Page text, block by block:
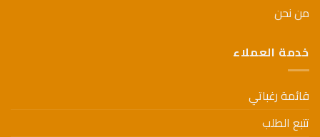
من نحن
خدمة العملاء
قائمة رغباتي
تتبع الطلب